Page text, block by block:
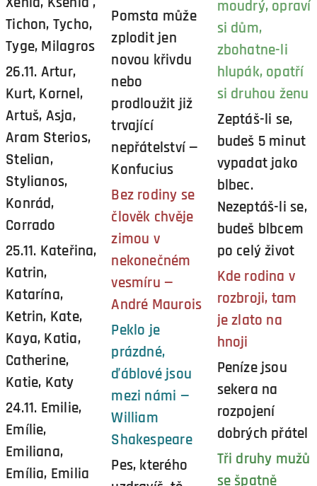
Tichon, Tycho,
Tyge, Milagros
26.11. Artur,
Kurt, Kornel,
Artuš, Asja,
Aram Sterios,
Stelian,
Stylianos,
Konrád,
Corrado
25.11. Kateřina,
Katrin,
Katarína,
Ketrin, Kate,
Kaya, Katia,
Catherine,
Katie, Katy
24.11. Emilie,
Emílie,
Emiliana,
Emília, Emilia
Pomsta může
zplodit jen
novou křivdu
nebo
prodloužit již
trvající
nepřátelství —
Konfucius
Bez rodiny se
člověk chvěje
zimou v
nekonečném
vesmíru —
André Maurois
Peklo je
prázdné,
ďáblové jsou
mezi námi —
William
Shakespeare
Pes, kterého
moudrý, opraví
si dům,
zbohatne-li
hlupák, opatří
si druhou ženu
Zeptáš-li se,
budeš 5 minut
vypadat jako
blbec.
Nezeptáš-li se,
budeš blbcem
po celý život
Kde rodina v
rozbroji, tam
je zlato na
hnoji
Peníze jsou
sekera na
rozpojení
dobrých přátel
Tři druhy mužů
se špatně